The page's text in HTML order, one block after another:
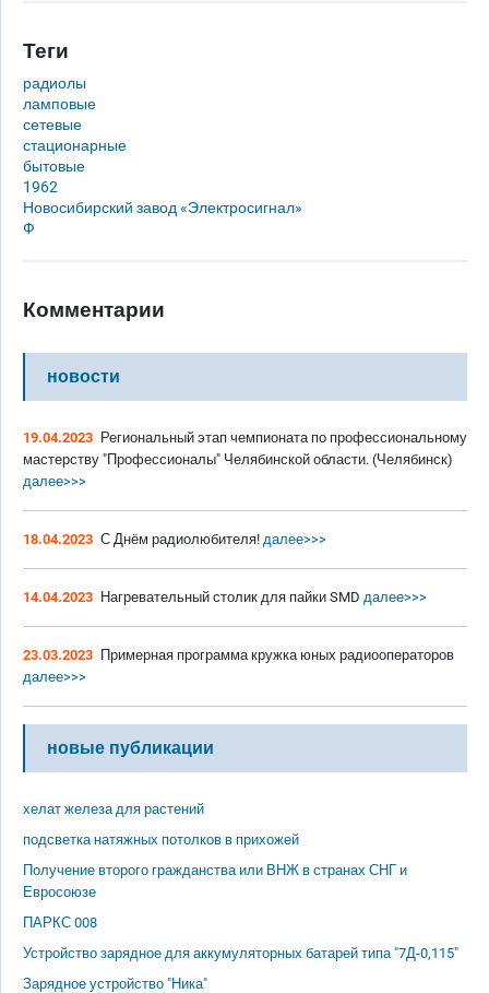
Теги
радиолы
ламповые
сетевые
стационарные
бытовые
1962
Новосибирский завод «Электросигнал»
Ф
Комментарии
новости
19.04.2023 Региональный этап чемпионата по профессиональному
мастерству "Профессионалы" Челябинской области. (Челябинск)
далее>>>
18.04.2023 С Днём радиолюбителя! далее>>>
14.04.2023 Нагревательный столик для пайки SMD далее>>>
23.03.2023 Примерная программа кружка юных радиооператоров
далее>>>
новые публикации
хелат железа для растений
подсветка натяжных потолков в прихожей
Получение второго гражданства или ВНЖ в странах СНГ и
Евросоюзе
ПАРКС 008
Устройство зарядное для аккумуляторных батарей типа "7Д-0,115"
Зарядное устройство "Ника"